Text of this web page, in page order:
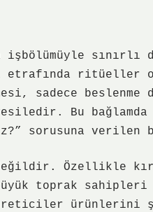
işbölümüyle sınırlı
ritüeller
sadece beslenme
Bu bağlamda
sorusuna verilen
Özellikle
toprak
ürünlerini